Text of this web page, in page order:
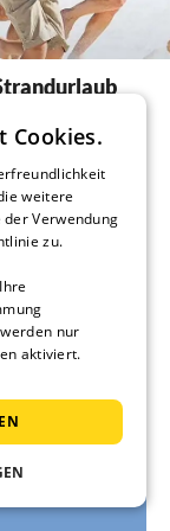
Urlauber
Cookies.
weitere
Verwendung
zu.
nur
aktiviert.